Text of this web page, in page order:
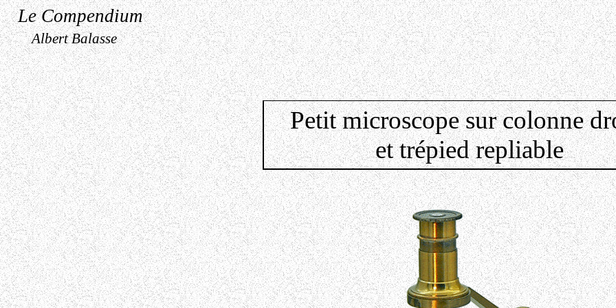
Le Compendium
Albert Balasse
Petit microscope sur colonne
et trépied repliable